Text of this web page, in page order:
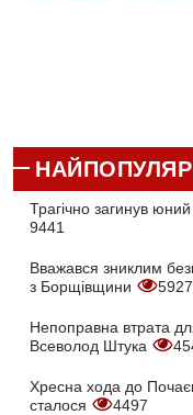
Трагічно загинув
9441
Вважався зниклим
з Борщівщини
5927
Непоправна втрата
Всеволод Штука
Хресна хода до
сталося
4497